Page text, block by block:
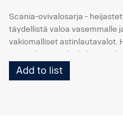
Scania-ovivalosarja -
täydellistä valoa vasemmalle
vakiomalliset astinlautavalot.
ruuvitaltta. "Kytke ja käytä" -
Huomaa. Sopii vain kuorma-
Add to list